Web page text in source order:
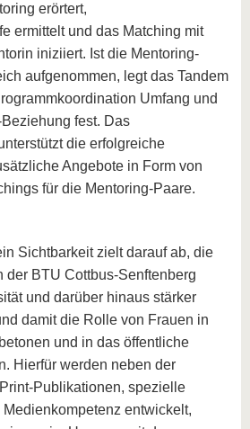
erörtert,
ermittelt und das Matching mit
iniziiert. Ist die Mentoring-
aufgenommen, legt das Tandem
Umfang und
fest. Das
die erfolgreiche
Angebote in Form von
für die Mentoring-Paare.
Sichtbarkeit zielt darauf ab, die
der BTU Cottbus-Senftenberg
und darüber hinaus stärker
damit die Rolle von Frauen in
und in das öffentliche
Hierfür werden neben der
Publikationen, spezielle
entwickelt,